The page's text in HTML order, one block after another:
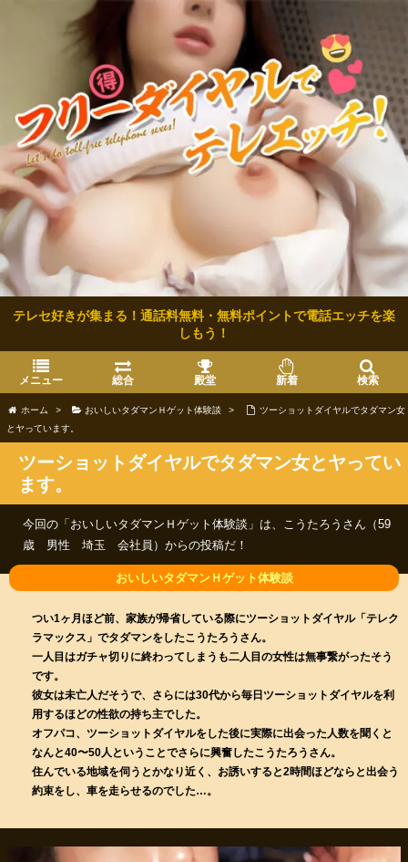
テレセ好きが集まる！通話料無料・無料ポイントで電話エッチを楽
しもう！
メニュー 総合 殿堂 新着 検索
ホーム > おいしいタダマンＨゲット体験談 >
ツーショットダイヤルでタダマン女
とヤっています。
ツーショットダイヤルでタダマン女とヤってい
ます。
今回の「おいしいタダマンＨゲット体験談」は、こうたろうさん（59
歳 男性 埼玉 会社員）からの投稿だ！
つい1ヶ月ほど前、家族が帰省している際にツーショットダイヤル「テレク
ラマックス」でタダマンをしたこうたろうさん。
一人目はガチャ切りに終わってしまうも二人目の女性は無事繋がったそう
です。
彼女は未亡人だそうで、さらには30代から毎日ツーショットダイヤルを利
用するほどの性欲の持ち主でした。
オフパコ、ツーショットダイヤルをした後に実際に出会った人数を聞くと
なんと40〜50人ということでさらに興奮したこうたろうさん。
住んでいる地域を伺うとかなり近く、お誘いすると2時間ほどならと出会う
約束をし、車を走らせるのでした…。